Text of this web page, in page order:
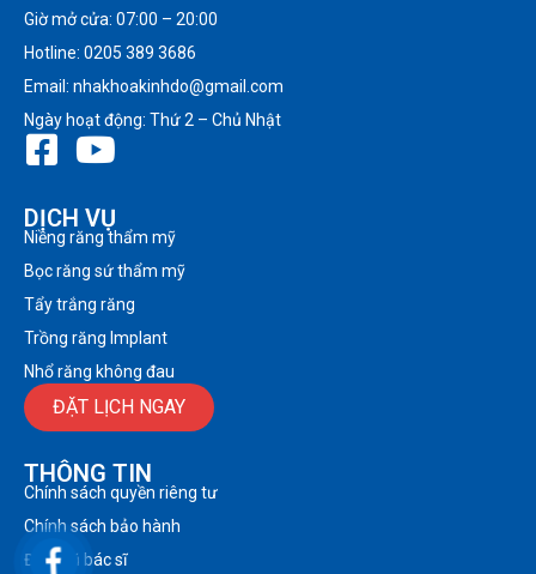
Giờ mở cửa: 07:00 – 20:00
Hotline: 0205 389 3686
Email: nhakhoakinhdo@gmail.com
Ngày hoạt động: Thứ 2 – Chủ Nhật
DỊCH VỤ
Niềng răng thẩm mỹ
Bọc răng sứ thẩm mỹ
Tẩy trắng răng
Trồng răng Implant
Nhổ răng không đau
ĐẶT LỊCH NGAY
THÔNG TIN
Chính sách quyền riêng tư
Chính sách bảo hành
Đội ngũ bác sĩ